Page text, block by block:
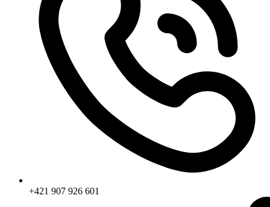
+421 907 926 601